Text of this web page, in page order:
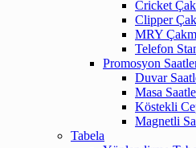
Cricket
Clipper
MRY
Telefon
Promosyon
Duvar
Masa
Köstekli
Magnetli
Tabela